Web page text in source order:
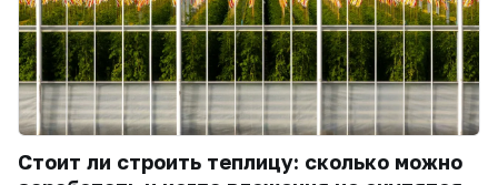
Стоит ли строить теплицу: сколько можно